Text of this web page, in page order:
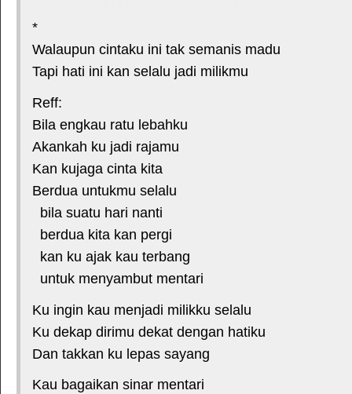
*
Walaupun cintaku ini tak semanis madu
Tapi hati ini kan selalu jadi milikmu
Reff:
Bila engkau ratu lebahku
Akankah ku jadi rajamu
Kan kujaga cinta kita
Berdua untukmu selalu
bila suatu hari nanti
berdua kita kan pergi
kan ku ajak kau terbang
untuk menyambut mentari
Ku ingin kau menjadi milikku selalu
Ku dekap dirimu dekat dengan hatiku
Dan takkan ku lepas sayang
Kau bagaikan sinar mentari